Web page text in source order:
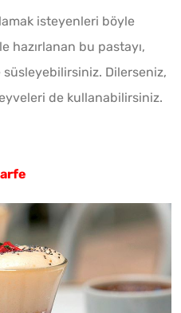
isteyenleri böyle
hazırlanan bu pastayı,
süsleyebilirsiniz. Dilerseniz,
de kullanabilirsiniz.